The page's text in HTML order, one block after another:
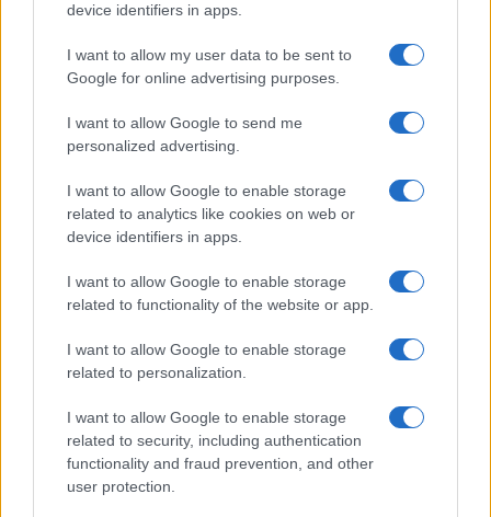
device identifiers in apps.
I want to allow my user data to be sent to
Google for online advertising purposes.
I want to allow Google to send me
personalized advertising.
I want to allow Google to enable storage
related to analytics like cookies on web or
device identifiers in apps.
I want to allow Google to enable storage
related to functionality of the website or app.
I want to allow Google to enable storage
related to personalization.
I want to allow Google to enable storage
related to security, including authentication
functionality and fraud prevention, and other
user protection.
SEDUTE SATIRICHE
Vignetta del 04/08/2026
Trionchetti Povera: “Meno
burocrazia e vincoli per far
correre il Paese”
Marco Tronchetti Provera, Presidente Esecutivo
del gruppo Pirelli, guarda al futuro con
pragmatismo